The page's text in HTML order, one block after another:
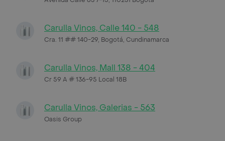
Carulla Vinos, Calle 140 - 548
Cra. 11 ## 140-29, Bogotá, Cundinamarca
Carulla Vinos, Mall 138 - 404
Cr 59 A # 136-95 Local 18B
Carulla Vinos, Galerias - 563
Oasis Group